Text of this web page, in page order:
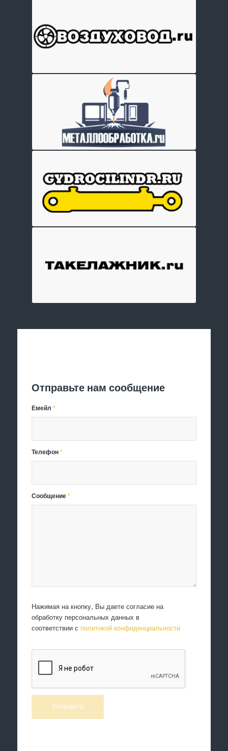
Отправьте нам сообщение
Емейл*
Телефон*
Сообщение*
Нажимая на кнопку, Вы даете согласие на
обработку персональных данных в
соответствии с политикой конфиденциальности